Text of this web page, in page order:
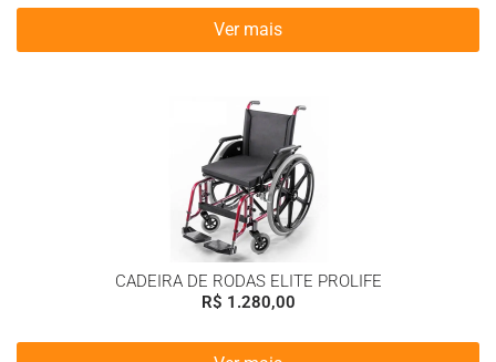
Ver mais
CADEIRA DE RODAS ELITE PROLIFE
R$ 1.280,00